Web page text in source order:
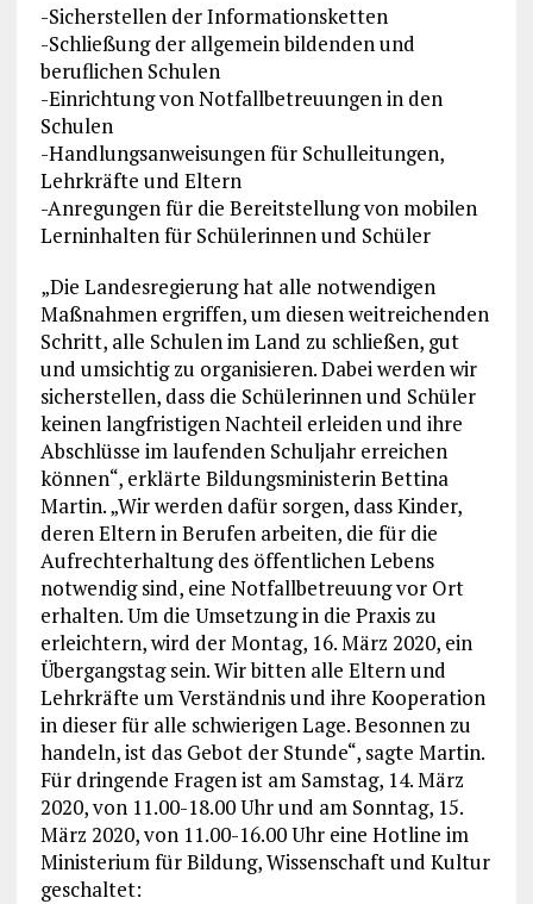
-Sicherstellen der Informationsketten
-Schließung der allgemein bildenden und
beruflichen Schulen
-Einrichtung von Notfallbetreuungen in den
Schulen
-Handlungsanweisungen für Schulleitungen,
Lehrkräfte und Eltern
-Anregungen für die Bereitstellung von mobilen
Lerninhalten für Schülerinnen und Schüler
„Die Landesregierung hat alle notwendigen
Maßnahmen ergriffen, um diesen weitreichenden
Schritt, alle Schulen im Land zu schließen, gut
und umsichtig zu organisieren. Dabei werden wir
sicherstellen, dass die Schülerinnen und Schüler
keinen langfristigen Nachteil erleiden und ihre
Abschlüsse im laufenden Schuljahr erreichen
können“, erklärte Bildungsministerin Bettina
Martin. „Wir werden dafür sorgen, dass Kinder,
deren Eltern in Berufen arbeiten, die für die
Aufrechterhaltung des öffentlichen Lebens
notwendig sind, eine Notfallbetreuung vor Ort
erhalten. Um die Umsetzung in die Praxis zu
erleichtern, wird der Montag, 16. März 2020, ein
Übergangstag sein. Wir bitten alle Eltern und
Lehrkräfte um Verständnis und ihre Kooperation
in dieser für alle schwierigen Lage. Besonnen zu
handeln, ist das Gebot der Stunde“, sagte Martin.
Für dringende Fragen ist am Samstag, 14. März
2020, von 11.00-18.00 Uhr und am Sonntag, 15.
März 2020, von 11.00-16.00 Uhr eine Hotline im
Ministerium für Bildung, Wissenschaft und Kultur
geschaltet: